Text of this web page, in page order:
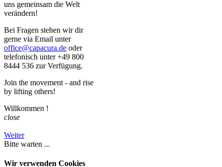
uns gemeinsam die Welt
verändern!
Bei Fragen stehen wir dir
gerne via Email unter
office@capacura.de oder
telefonisch unter +49 800
8444 536 zur Verfügung.
Join the movement - and rise
by lifting others!
Willkommen !
close
Weiter
Bitte warten ...
Wir verwenden Cookies